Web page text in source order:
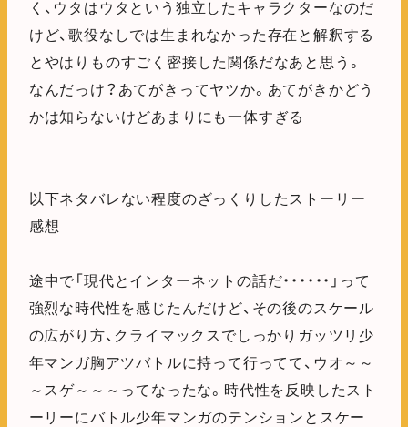
く、ウタはウタという独立したキャラクターなのだ
けど、歌役なしでは生まれなかった存在と解釈する
とやはりものすごく密接した関係だなあと思う。
なんだっけ？あてがきってヤツか。あてがきかどう
かは知らないけどあまりにも一体すぎる
以下ネタバレない程度のざっくりしたストーリー
感想
途中で「現代とインターネットの話だ・・・・・・」って
強烈な時代性を感じたんだけど、その後のスケール
の広がり方、クライマックスでしっかりガッツリ少
年マンガ胸アツバトルに持って行ってて、ウオ～～
～スゲ～～～ってなったな。時代性を反映したスト
ーリーにバトル少年マンガのテンションとスケー